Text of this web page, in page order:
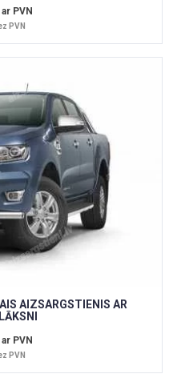
ar PVN
PVN
AIZSARGSTIENIS AR
ar PVN
PVN